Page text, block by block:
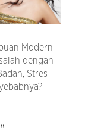
Modern
dengan
Stres
»